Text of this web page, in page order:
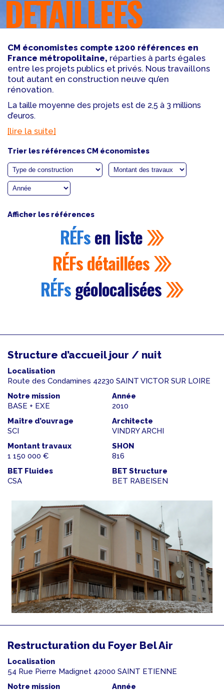
DÉTAILLÉES
CM économistes compte 1200 références en
France métropolitaine, réparties à parts égales
entre les projets publics et privés. Nous travaillons
tout autant en construction neuve qu’en
rénovation.
La taille moyenne des projets est de 2,5 à 3 millions
d’euros.
[lire la suite]
Trier les références CM économistes
Afficher les références
RÉFsen liste
RÉFsdétaillées
RÉFsgéolocalisées
Structure d’accueil jour / nuit
Localisation
Route des Condamines 42230 SAINT VICTOR SUR LOIRE
Notre mission
BASE + EXE
Année
2010
Maître d’ouvrage
SCI
Architecte
VINDRY ARCHI
Montant travaux
1 150 000 €
SHON
816
BET Fluides
CSA
BET Structure
BET RABEISEN
Restructuration du Foyer Bel Air
Localisation
54 Rue Pierre Madignet 42000 SAINT ETIENNE
Notre mission
Année